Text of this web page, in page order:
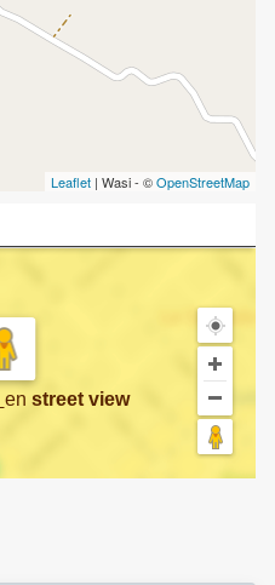
Leaflet | Wasi - ©OpenStreetMap
en street view